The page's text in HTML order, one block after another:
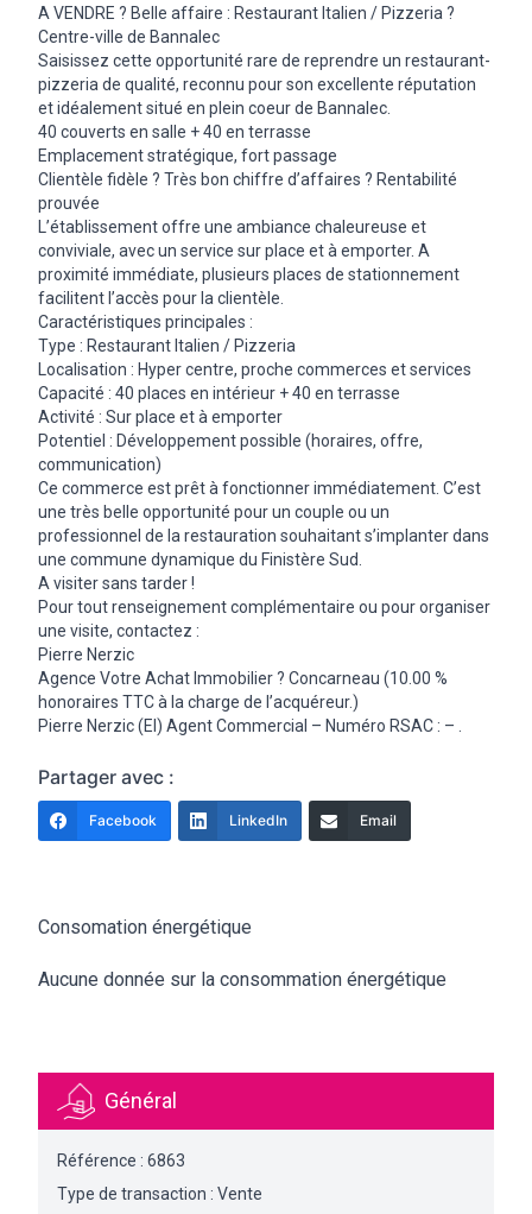
A VENDRE ? Belle affaire : Restaurant Italien / Pizzeria ?
Centre-ville de Bannalec
Saisissez cette opportunité rare de reprendre un restaurant-
pizzeria de qualité, reconnu pour son excellente réputation
et idéalement situé en plein coeur de Bannalec.
40 couverts en salle + 40 en terrasse
Emplacement stratégique, fort passage
Clientèle fidèle ? Très bon chiffre d’affaires ? Rentabilité
prouvée
L’établissement offre une ambiance chaleureuse et
conviviale, avec un service sur place et à emporter. A
proximité immédiate, plusieurs places de stationnement
facilitent l’accès pour la clientèle.
Caractéristiques principales :
Type : Restaurant Italien / Pizzeria
Localisation : Hyper centre, proche commerces et services
Capacité : 40 places en intérieur + 40 en terrasse
Activité : Sur place et à emporter
Potentiel : Développement possible (horaires, offre,
communication)
Ce commerce est prêt à fonctionner immédiatement. C’est
une très belle opportunité pour un couple ou un
professionnel de la restauration souhaitant s’implanter dans
une commune dynamique du Finistère Sud.
A visiter sans tarder !
Pour tout renseignement complémentaire ou pour organiser
une visite, contactez :
Pierre Nerzic
Agence Votre Achat Immobilier ? Concarneau (10.00 %
honoraires TTC à la charge de l’acquéreur.)
Pierre Nerzic (EI) Agent Commercial – Numéro RSAC : – .
Partager avec :
Facebook LinkedIn Email
Consomation énergétique
Aucune donnée sur la consommation énergétique
Général
Référence : 6863
Type de transaction : Vente